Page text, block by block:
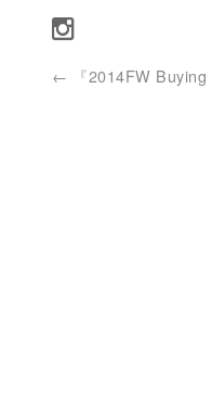
← 『2014FW